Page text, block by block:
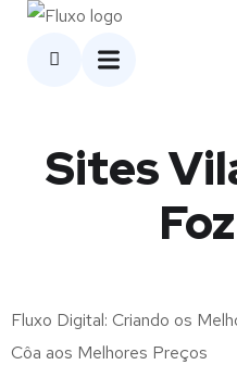
Sites
Fluxo Digital: Criando os
Côa aos Melhores Preços